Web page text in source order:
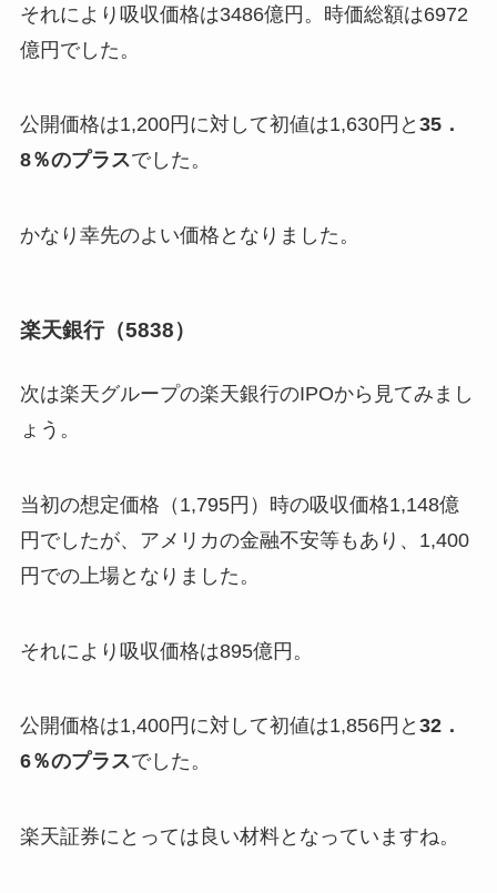
それにより吸収価格は3486億円。時価総額は6972
億円でした。
公開価格は1,200円に対して初値は1,630円と 35．
8％のプラスでした。
かなり幸先のよい価格となりました。
楽天銀行（5838）
次は楽天グループの楽天銀行のIPOから見てみまし
ょう。
当初の想定価格（1,795円）時の吸収価格1,148億
円でしたが、アメリカの金融不安等もあり、1,400
円での上場となりました。
それにより吸収価格は895億円。
公開価格は1,400円に対して初値は1,856円と 32．
6％のプラスでした。
楽天証券にとっては良い材料となっていますね。